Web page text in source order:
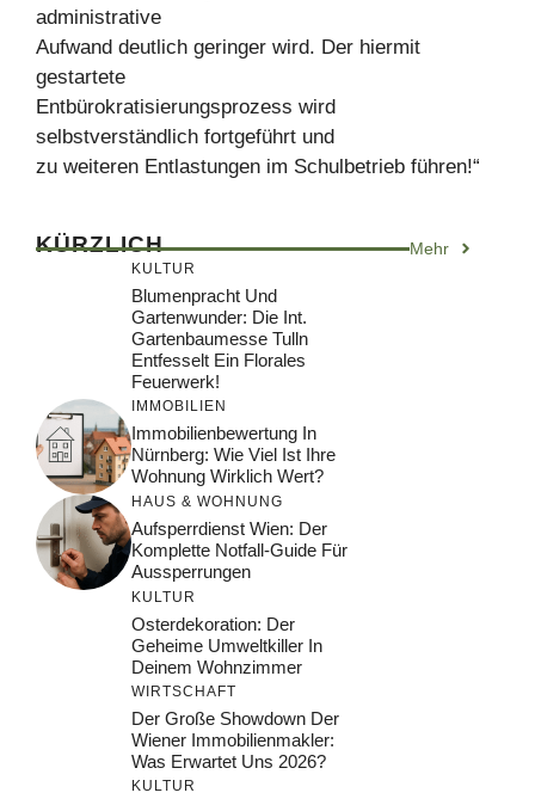
administrative
Aufwand deutlich geringer wird. Der hiermit
gestartete
Entbürokratisierungsprozess wird
selbstverständlich fortgeführt und
zu weiteren Entlastungen im Schulbetrieb führen!“
KÜRZLICH Mehr
KULTUR
Blumenpracht Und
Gartenwunder: Die Int.
Gartenbaumesse Tulln
Entfesselt Ein Florales
Feuerwerk!
IMMOBILIEN
Immobilienbewertung In
Nürnberg: Wie Viel Ist Ihre
Wohnung Wirklich Wert?
HAUS & WOHNUNG
Aufsperrdienst Wien: Der
Komplette Notfall-Guide Für
Aussperrungen
KULTUR
Osterdekoration: Der
Geheime Umweltkiller In
Deinem Wohnzimmer
WIRTSCHAFT
Der Große Showdown Der
Wiener Immobilienmakler:
Was Erwartet Uns 2026?
KULTUR